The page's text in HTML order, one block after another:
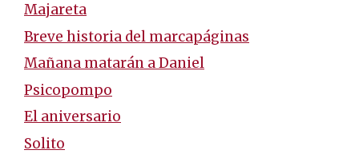
Majareta
Breve historia del marcapáginas
Mañana matarán a Daniel
Psicopompo
El aniversario
Solito